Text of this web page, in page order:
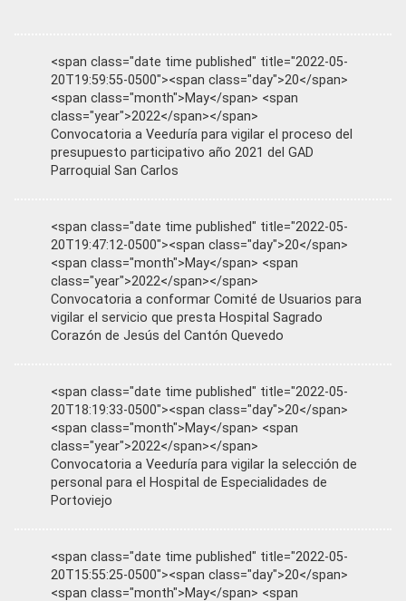
<span class="date time published" title="2022-05-
20T19:59:55-0500"><span class="day">20</span>
<span class="month">May</span> <span
class="year">2022</span></span>
Convocatoria a Veeduría para vigilar el proceso del
presupuesto participativo año 2021 del GAD
Parroquial San Carlos
<span class="date time published" title="2022-05-
20T19:47:12-0500"><span class="day">20</span>
<span class="month">May</span> <span
class="year">2022</span></span>
Convocatoria a conformar Comité de Usuarios para
vigilar el servicio que presta Hospital Sagrado
Corazón de Jesús del Cantón Quevedo
<span class="date time published" title="2022-05-
20T18:19:33-0500"><span class="day">20</span>
<span class="month">May</span> <span
class="year">2022</span></span>
Convocatoria a Veeduría para vigilar la selección de
personal para el Hospital de Especialidades de
Portoviejo
<span class="date time published" title="2022-05-
20T15:55:25-0500"><span class="day">20</span>
<span class="month">May</span> <span